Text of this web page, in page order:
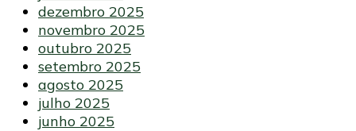
dezembro 2025
novembro 2025
outubro 2025
setembro 2025
agosto 2025
julho 2025
junho 2025